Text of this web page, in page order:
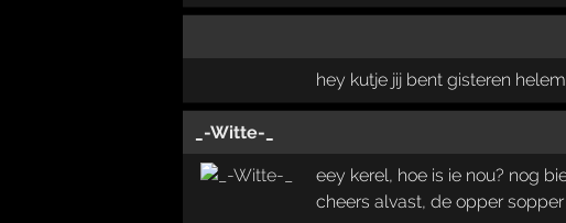
hey kutje jij bent gisteren
_-Witte-_
eey kerel, hoe is ie nou? nog
cheers alvast, de opper sopper